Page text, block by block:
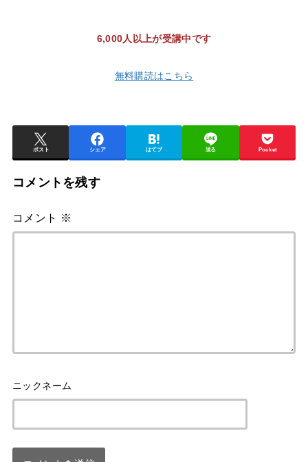
6,000人以上が受講中です
無料購読はこちら
ポスト シェア はてブ 送る Pocket
コメントを残す
コメント ※